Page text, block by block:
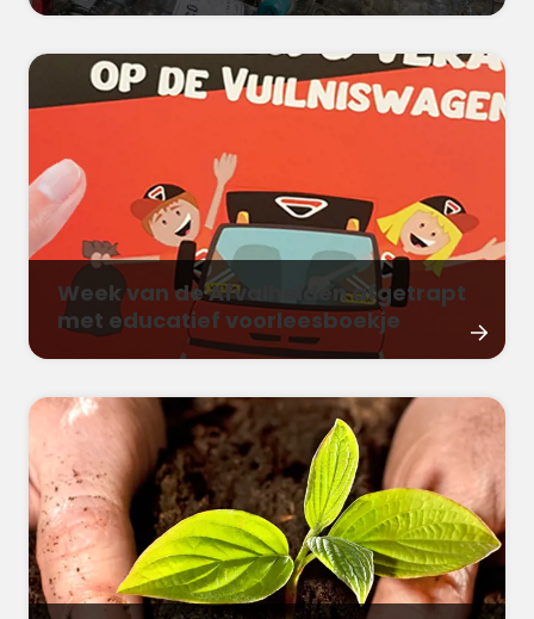
Week van de Afvalhelden afgetrapt
met educatief voorleesboekje